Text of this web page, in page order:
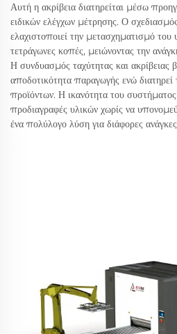
Αυτή η ακρίβεια διατηρείται μέσω
ειδικών ελέγχων μέτρησης. Ο
ελαχιστοποιεί την μετασχηματισμό του
τετράγωνες κοπές, μειώνοντας την
Η συνδυασμός ταχύτητας και ακρίβειας
αποδοτικότητα παραγωγής ενώ
προϊόντων. Η ικανότητα του συστήματος
προδιαγραφές υλικών χωρίς να
ένα πολύλογο λύση για διάφορες